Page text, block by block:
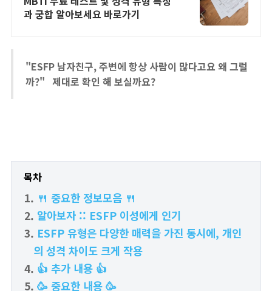
과 궁합 알아보세요 바로가기
"ESFP 남자친구, 주변에 항상 사람이 많다고요 왜 그럴
까?" 제대로 확인 해 보실까요?
목차
🍴 중요한 정보모음 🍴
알아보자 :: ESFP 이성에게 인기
ESFP 유형은 다양한 매력을 가진 동시에, 개인
의 성격 차이도 크게 작용
👍 추가 내용 👍
🥳 중요한 내용 🥳